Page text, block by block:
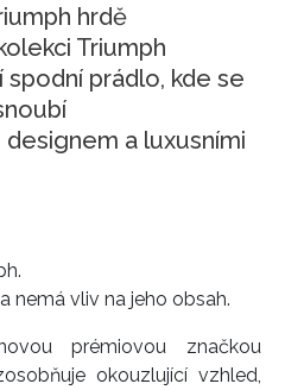
hrdě
Triumph
spodní prádlo, kde se
a luxusními
nemá vliv na jeho obsah.
prémiovou značkou
okouzlující vzhled,